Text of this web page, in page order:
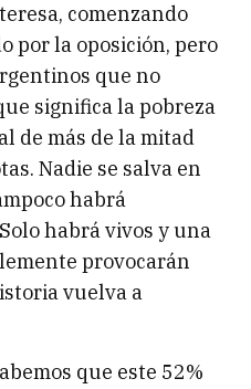
comenzando
por la oposición, pero
que no
significa la pobreza
de más de la mitad
Nadie se salva en
habrá
habrá vivos y una
provocarán
vuelva a
que este 52%